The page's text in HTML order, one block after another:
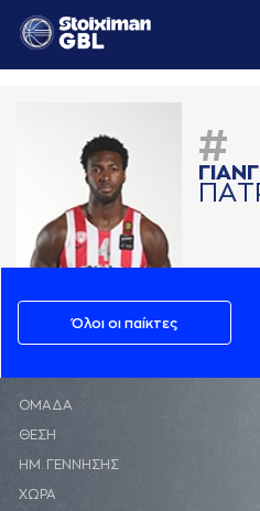
#
Όλοι οι παίκτες
ΟΜΑΔΑ
ΘΕΣΗ
ΗΜ. ΓΕΝΝΗΣΗΣ
ΧΩΡΑ